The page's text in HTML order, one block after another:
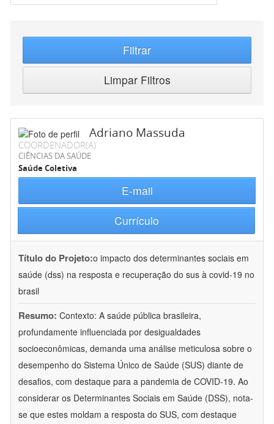
Filtrar
Limpar Filtros
Adriano Massuda
COORDENADOR(A)
CIÊNCIAS DA SAÚDE
Saúde Coletiva
E-mail
Currículo
Título do Projeto:o impacto dos determinantes sociais em
saúde (dss) na resposta e recuperação do sus à covid-19 no
brasil
Resumo: Contexto: A saúde pública brasileira,
profundamente influenciada por desigualdades
socioeconômicas, demanda uma análise meticulosa sobre o
desempenho do Sistema Único de Saúde (SUS) diante de
desafios, com destaque para a pandemia de COVID-19. Ao
considerar os Determinantes Sociais em Saúde (DSS), nota-
se que estes moldam a resposta do SUS, com destaque